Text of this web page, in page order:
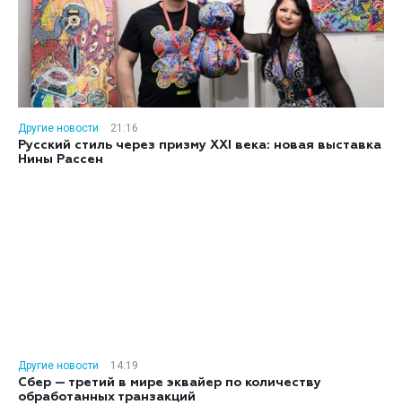
Другие новости
21:16
Русский стиль через призму XXI века: новая выставка
Нины Рассен
Другие новости
14:19
Сбер — третий в мире эквайер по количеству
обработанных транзакций